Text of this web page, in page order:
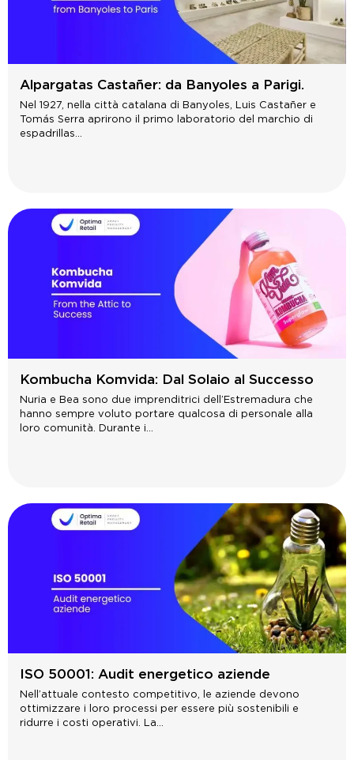
Alpargatas Castañer: da Banyoles a Parigi.
Nel 1927, nella città catalana di Banyoles, Luis Castañer e
Tomás Serra aprirono il primo laboratorio del marchio di
espadrillas...
Kombucha Komvida: Dal Solaio al Successo
Nuria e Bea sono due imprenditrici dell’Estremadura che
hanno sempre voluto portare qualcosa di personale alla
loro comunità. Durante i...
ISO 50001: Audit energetico aziende
Nell’attuale contesto competitivo, le aziende devono
ottimizzare i loro processi per essere più sostenibili e
ridurre i costi operativi. La...